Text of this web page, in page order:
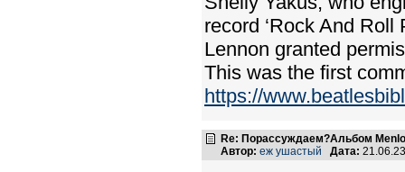
record ‘Rock And
Lennon granted
This was the first
https://
Re: Порассуждаем?Альбом
Автор: еж ушастый Дата: